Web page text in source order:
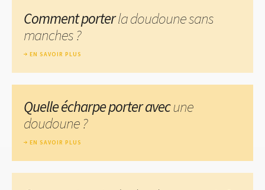
Comment porterla doudoune sans
manches ?
EN SAVOIR PLUS
Quelle écharpe porter avecune
doudoune ?
EN SAVOIR PLUS